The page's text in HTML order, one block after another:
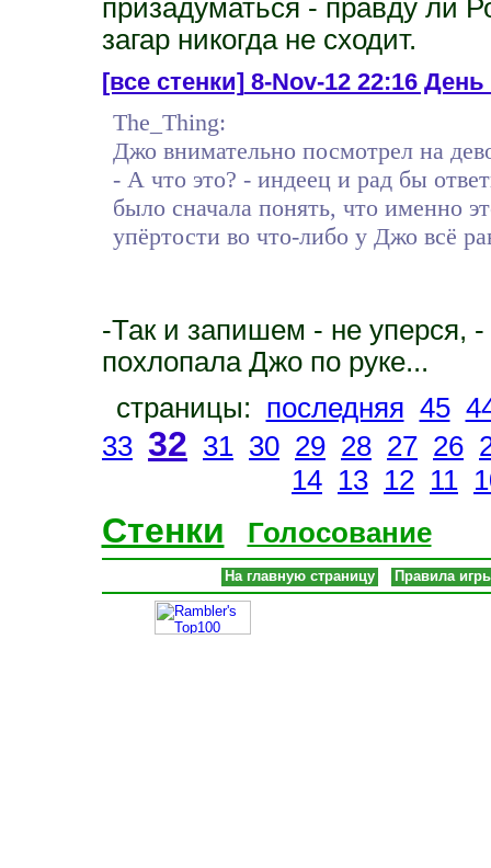
призадуматься - правду ли
загар никогда не сходит.
[все стенки]8-Nov-12 22:16 День
The_Thing:
Джо внимательно посмотрел на
- А что это? - индеец и рад бы
было сначала понять, что именно
упёртости во что-либо у Джо всё
-Так и запишем - не уперся, -
похлопала Джо по руке...
страницы: последняя 45
33 32 31 30 29 28 27 26
14 13 12 11
Стенки Голосование
На главную страницу Правила